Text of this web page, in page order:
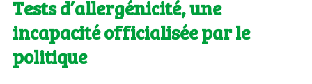
Tests d’allergénicité, une
incapacité officialisée par le
politique